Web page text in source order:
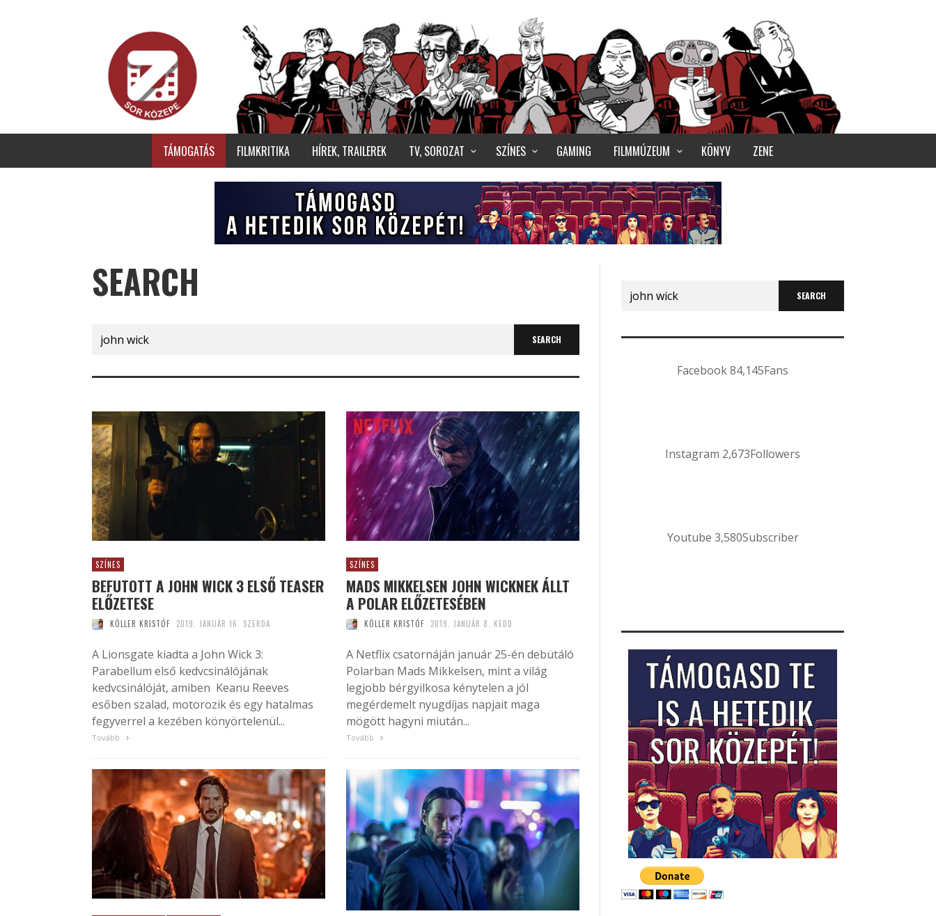
TÁMOGATÁS FILMKRITIKA HÍREK, TRAILEREK TV, SOROZAT SZÍNES GAMING FILMMÚZEUM KÖNYV ZENE
SEARCH
Search
for:
SZÍNES
BEFUTOTT A JOHN WICK 3 ELSŐ TEASER
ELŐZETESE
KÖLLER KRISTÓF 2019. JANUÁR 16. SZERDA
A Lionsgate kiadta a John Wick 3:
Parabellum első kedvcsinálójának
kedvcsinálóját, amiben Keanu Reeves
esőben szalad, motorozik és egy hatalmas
fegyverrel a kezében könyörtelenül...
Tovább
SZÍNES
MADS MIKKELSEN JOHN WICKNEK ÁLLT
A POLAR ELŐZETESÉBEN
KÖLLER KRISTÓF 2019. JANUÁR 8. KEDD
A Netflix csatornáján január 25-én debütáló
Polarban Mads Mikkelsen, mint a világ
legjobb bérgyilkosa kénytelen a jól
megérdemelt nyugdíjas napjait maga
mögött hagyni miután...
Tovább
Search
for:
Facebook84,145Fans
Instagram 2,673Followers
Youtube 3,580Subscriber